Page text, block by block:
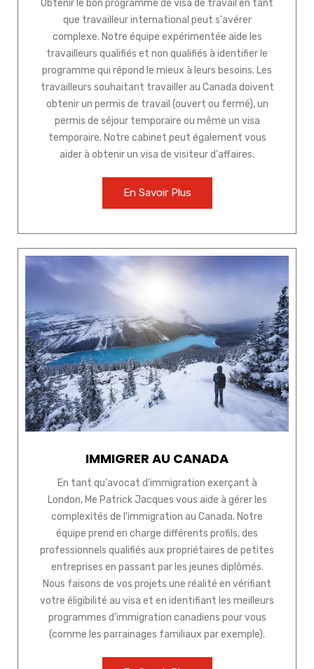
Obtenir le bon programme de visa de travail en tant
que travailleur international peut s'avérer
complexe. Notre équipe expérimentée aide les
travailleurs qualifiés et non qualifiés à identifier le
programme qui répond le mieux à leurs besoins. Les
travailleurs souhaitant travailler au Canada doivent
obtenir un permis de travail (ouvert ou fermé), un
permis de séjour temporaire ou même un visa
temporaire. Notre cabinet peut également vous
aider à obtenir un visa de visiteur d'affaires.
En Savoir Plus
IMMIGRER AU CANADA
En tant qu'avocat d'immigration exerçant à
London, Me Patrick Jacques vous aide à gérer les
complexités de l'immigration au Canada. Notre
équipe prend en charge différents profils, des
professionnels qualifiés aux propriétaires de petites
entreprises en passant par les jeunes diplômés.
Nous faisons de vos projets une réalité en vérifiant
votre éligibilité au visa et en identifiant les meilleurs
programmes d'immigration canadiens pour vous
(comme les parrainages familiaux par exemple).